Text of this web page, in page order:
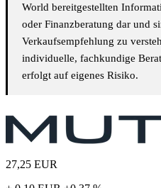
World bereitgestellten
oder Finanzberatung dar und
Verkaufsempfehlung zu
individuelle, fachkundige
erfolgt auf eigenes Risiko.
27,25 EUR